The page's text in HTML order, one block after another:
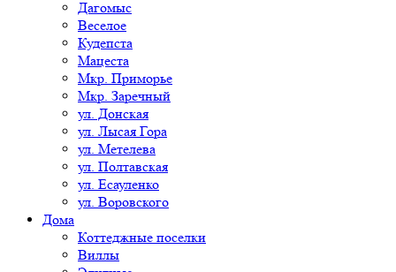
Дагомыс
Веселое
Кудепста
Мацеста
Мкр. Приморье
Мкр. Заречный
ул. Донская
ул. Лысая Гора
ул. Метелева
ул. Полтавская
ул. Есауленко
ул. Воровского
Дома
Коттеджные поселки
Виллы